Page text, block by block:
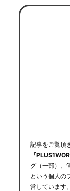
記事をご覧頂
『
グ（一部）、
という個人の
営しています。